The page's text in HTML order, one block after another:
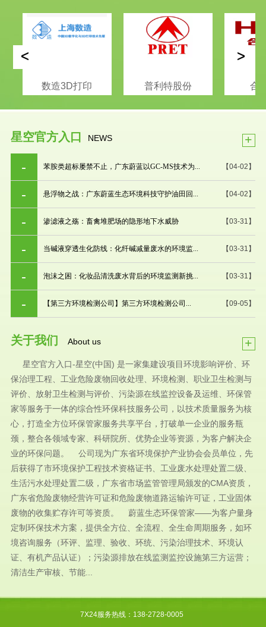
数造3D打印 普利特股份 合
< >
星空官方入口 NEWS +
【04-02】
苯胺类超标屡禁不止，广东蔚蓝以GC-MS技术为...
【04-02】
悬浮物之战：广东蔚蓝生态环境科技守护油田回...
【03-31】
渗滤液之殇：畜禽堆肥场的隐形地下水威胁
【03-31】
当碱液穿透生化防线：化纤碱减量废水的环境监...
【03-31】
泡沫之困：化妆品清洗废水背后的环境监测新挑...
【09-05】
【第三方环境检测公司】第三方环境检测公司...
关于我们 About us +
星空官方入口-星空(中国) 是一家集建设项目环境影响评价、环
保治理工程、工业危险废物回收处理、环境检测、职业卫生检测与
评价、放射卫生检测与评价、污染源在线监控设备及运维、环保管
家等服务于一体的综合性环保科技服务公司，以技术质量服务为核
心，打造全方位环保管家服务共享平台，打破单一企业的服务瓶
颈，整合各领域专家、科研院所、优势企业等资源，为客户解决企
业的环保问题。 公司现为广东省环境保护产业协会会员单位，先
后获得了市环境保护工程技术资格证书、工业废水处理处置二级、
生活污水处理处置二级，广东省市场监管管理局颁发的CMA资质，
广东省危险废物经营许可证和危险废物道路运输许可证，工业固体
废物的收集贮存许可等资质。 蔚蓝生态环保管家——为客户量身
定制环保技术方案，提供全方位、全流程、全生命周期服务，如环
境咨询服务（环评、监理、验收、环统、污染治理技术、环境认
证、有机产品认证）；污染源排放在线监测监控设施第三方运营；
清洁生产审核、节能...
7X24服务热线：138-2728-0005